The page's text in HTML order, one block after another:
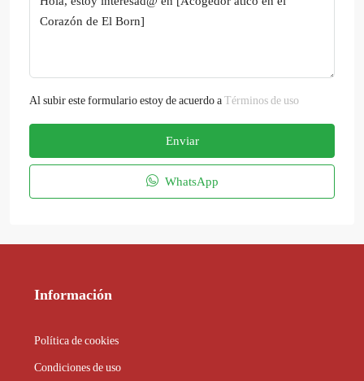
Al subir este formulario estoy de acuerdo aTérminos de uso
Enviar
WhatsApp
Información
Política de cookies
Condiciones de uso